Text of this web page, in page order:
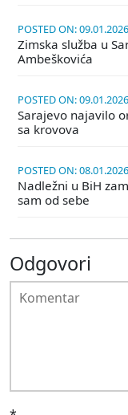
POSTED ON:
Zimska služba u
Ambeškovića
POSTED ON:
Sarajevo najavilo
sa krovova
POSTED ON:
Nadležni u BiH
sam od sebe
Odgovori